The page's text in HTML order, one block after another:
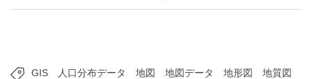
GIS 人口分布データ 地図 地図データ 地形図
地質図